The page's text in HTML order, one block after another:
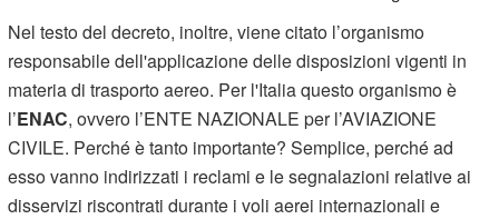
Nel testo del decreto, inoltre, viene citato l’organismo
responsabile dell'applicazione delle disposizioni vigenti in
materia di trasporto aereo. Per l'Italia questo organismo è
l’ENAC, ovvero l’ENTE NAZIONALE per l’AVIAZIONE
CIVILE. Perché è tanto importante? Semplice, perché ad
esso vanno indirizzati i reclami e le segnalazioni relative ai
disservizi riscontrati durante i voli aerei internazionali e